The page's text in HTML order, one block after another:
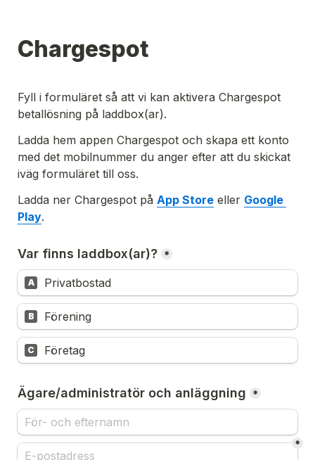
Chargespot
Fyll i formuläret så att vi kan aktivera Chargespot
betallösning på laddbox(ar).
Ladda hem appen Chargespot och skapa ett konto
med det mobilnummer du anger efter att du skickat
iväg formuläret till oss.
Ladda ner Chargespot på App Store eller Google
Play.
Var finns laddbox(ar)? *
A Privatbostad
B Förening
C Företag
Ägare/administratör och anläggning *
*